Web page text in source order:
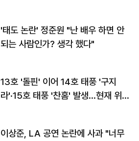
'태도 논란' 정준원 "난 배우 하면 안
되는 사람인가? 생각 했다"
13호 '돌핀' 이어 14호 태풍 '구지
라'·15호 태풍 '찬홈' 발생…현재 위
이상준, LA 공연 논란에 사과 "너무